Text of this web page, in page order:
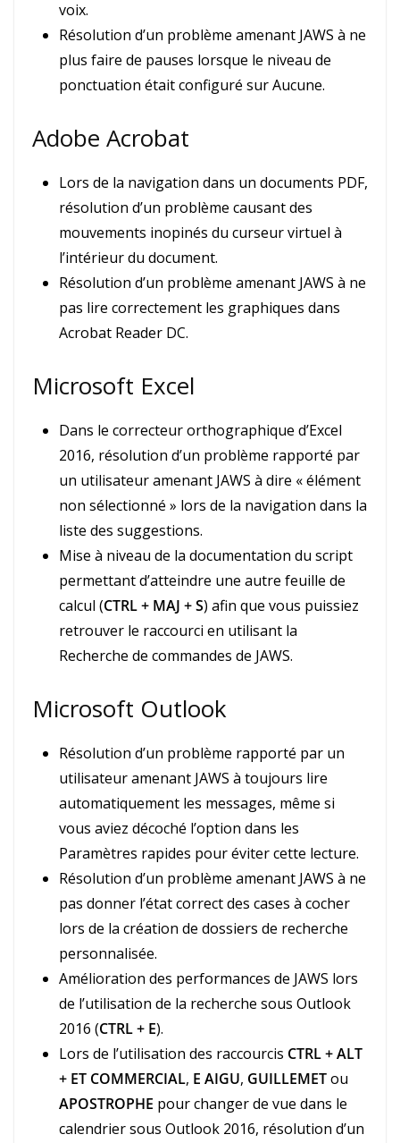
voix.
Résolution d’un problème amenant JAWS à ne
plus faire de pauses lorsque le niveau de
ponctuation était configuré sur Aucune.
Adobe Acrobat
Lors de la navigation dans un documents PDF,
résolution d’un problème causant des
mouvements inopinés du curseur virtuel à
l’intérieur du document.
Résolution d’un problème amenant JAWS à ne
pas lire correctement les graphiques dans
Acrobat Reader DC.
Microsoft Excel
Dans le correcteur orthographique d’Excel
2016, résolution d’un problème rapporté par
un utilisateur amenant JAWS à dire « élément
non sélectionné » lors de la navigation dans la
liste des suggestions.
Mise à niveau de la documentation du script
permettant d’atteindre une autre feuille de
calcul (CTRL + MAJ + S) afin que vous puissiez
retrouver le raccourci en utilisant la
Recherche de commandes de JAWS.
Microsoft Outlook
Résolution d’un problème rapporté par un
utilisateur amenant JAWS à toujours lire
automatiquement les messages, même si
vous aviez décoché l’option dans les
Paramètres rapides pour éviter cette lecture.
Résolution d’un problème amenant JAWS à ne
pas donner l’état correct des cases à cocher
lors de la création de dossiers de recherche
personnalisée.
Amélioration des performances de JAWS lors
de l’utilisation de la recherche sous Outlook
2016 (CTRL + E).
Lors de l’utilisation des raccourcis CTRL + ALT
+ ET COMMERCIAL, E AIGU, GUILLEMETou
APOSTROPHE pour changer de vue dans le
calendrier sous Outlook 2016, résolution d’un